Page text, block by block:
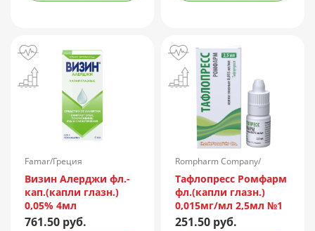
Famar/Греция
Визин Алерджи фл.-
кап.(капли глазн.)
0,05% 4мл
761.50 руб.
Rompharm Company/
Румыния
Тафлопресс Ромфарм
фл.(капли глазн.)
0,015мг/мл 2,5мл №1
пач.карт.
251.50 руб.